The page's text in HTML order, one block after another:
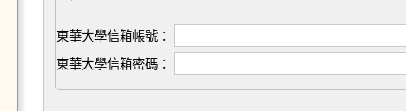
東華大學信箱帳號：
東華大學信箱密碼：